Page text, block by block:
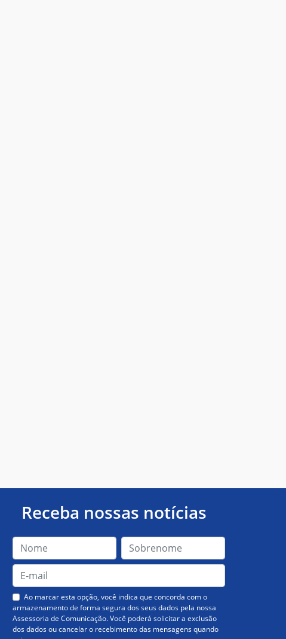
Receba nossas notícias
Ao marcar esta opção, você indica que concorda com o
armazenamento de forma segura dos seus dados pela nossa
Assessoria de Comunicação. Você poderá solicitar a exclusão
dos dados ou cancelar o recebimento das mensagens quando